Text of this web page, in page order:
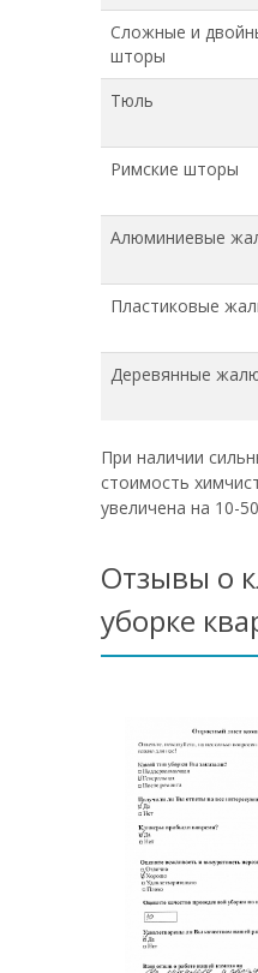
Сложные и
шторы
Тюль
Римские шторы
Алюминиевые
Пластиковые
Деревянные
При наличии
стоимость
увеличена на 10-
Отзывы о
уборке